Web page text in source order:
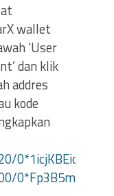
wallet
‘User
dan klik
addres
kode